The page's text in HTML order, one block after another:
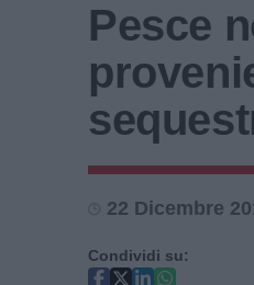
Pesce
22 Dicembre
Condividi su: